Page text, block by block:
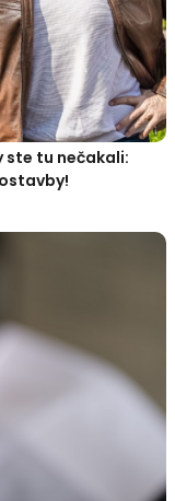
ste tu nečakali: